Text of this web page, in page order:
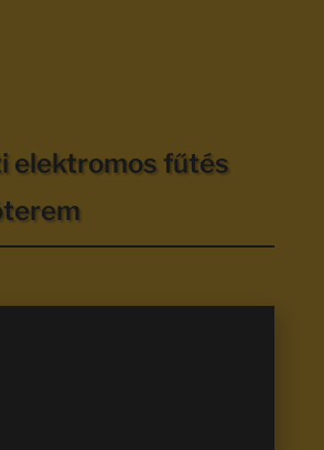
elektromos fűtés